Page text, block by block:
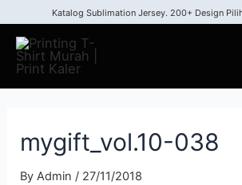
Katalog Sublimation Jersey. 200+ Design
mygift_vol.10-038
ByAdmin / 27/11/2018